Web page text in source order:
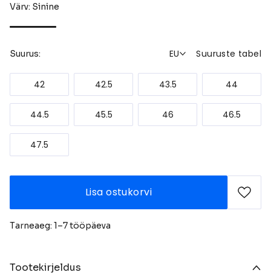
Värv: Sinine
Suurus: EU Suuruste tabel
42 42.5 43.5 44
44.5 45.5 46 46.5
47.5
Lisa ostukorvi
Tarneaeg: 1–7 tööpäeva
Tootekirjeldus